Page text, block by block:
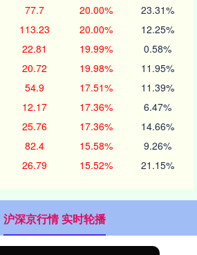
77.7 20.00% 23.31%
113.23 20.00% 12.25%
22.81 19.99% 0.58%
20.72 19.98% 11.95%
54.9 17.51% 11.39%
12.17 17.36% 6.47%
25.76 17.36% 14.66%
82.4 15.58% 9.26%
26.79 15.52% 21.15%
沪深京行情 实时轮播